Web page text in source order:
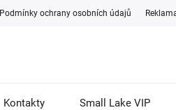
Podmínky ochrany osobních údajů
Kontakty Small Lake VIP